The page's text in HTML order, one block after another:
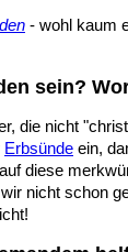
- wohl kaum
sein?
die nicht
Erbsünde ein,
diese
nicht schon